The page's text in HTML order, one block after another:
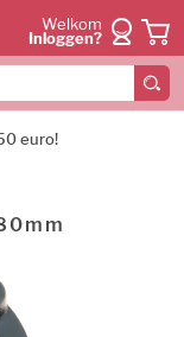
Welkom
Inloggen?
euro!